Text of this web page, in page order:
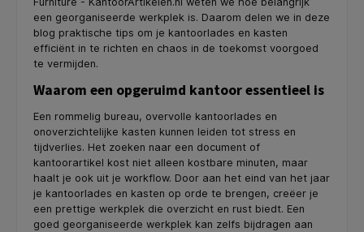
een georganiseerde werkplek is. Daarom delen we in deze
blog praktische tips om je kantoorlades en kasten
efficiënt in te richten en chaos in de toekomst voorgoed
te vermijden.
Waarom een opgeruimd kantoor essentieel is
Een rommelig bureau, overvolle kantoorlades en
onoverzichtelijke kasten kunnen leiden tot stress en
tijdverlies. Het zoeken naar een document of
kantoorartikel kost niet alleen kostbare minuten, maar
haalt je ook uit je workflow. Door aan het eind van het jaar
je kantoorlades en kasten op orde te brengen, creëer je
een prettige werkplek die overzicht en rust biedt. Een
goed georganiseerde werkplek kan zelfs bijdragen aan